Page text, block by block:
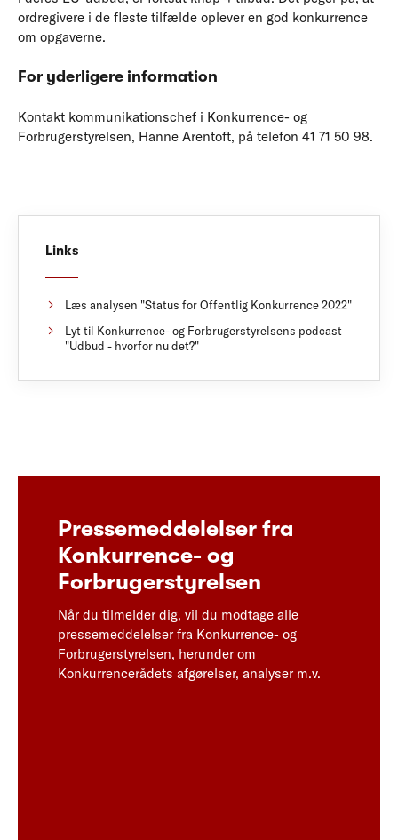
ordregivere i de fleste tilfælde oplever en god konkurrence
om opgaverne.
For yderligere information
Kontakt kommunikationschef i Konkurrence- og
Forbrugerstyrelsen, Hanne Arentoft, på telefon 41 71 50 98.
Links
Læs analysen "Status for Offentlig Konkurrence 2022"
Lyt til Konkurrence- og Forbrugerstyrelsens podcast
"Udbud - hvorfor nu det?"
Pressemeddelelser fra
Konkurrence- og
Forbrugerstyrelsen
Når du tilmelder dig, vil du modtage alle
pressemeddelelser fra Konkurrence- og
Forbrugerstyrelsen, herunder om
Konkurrencerådets afgørelser, analyser m.v.